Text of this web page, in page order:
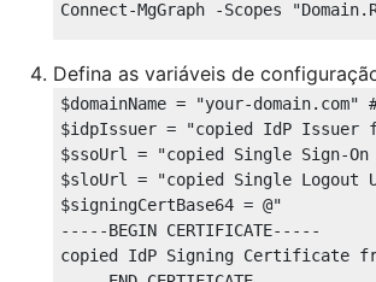
Connect-MgGraph -Scopes
Defina as variáveis de
$domainName = "your-domain.com"
$idpIssuer =
"copied IdP Issuer
$ssoUrl
=
"copied Single Sign-On
$sloUrl
=
"copied Single Logout
$signingCertBase64 = @"
-----BEGIN CERTIFICATE-----
copied IdP Signing Certificate